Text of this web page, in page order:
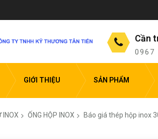
Cần
0967
GIỚI THIỆU SẢN PHẨM
INOX ỐNG HỘP INOX Báo giá thép hộp inox